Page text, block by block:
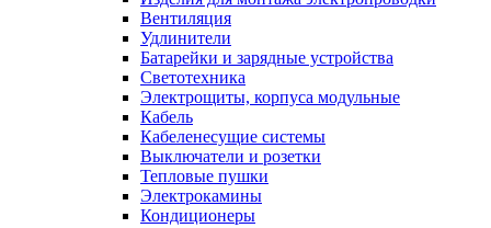
Вентиляция
Удлинители
Батарейки и зарядные устройства
Светотехника
Электрощиты, корпуса модульные
Кабель
Кабеленесущие системы
Выключатели и розетки
Тепловые пушки
Электрокамины
Кондиционеры